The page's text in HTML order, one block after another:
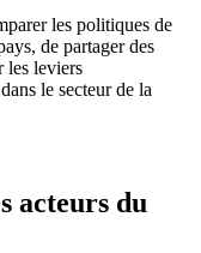
les politiques de
de partager des
les leviers
le secteur de la
acteurs du